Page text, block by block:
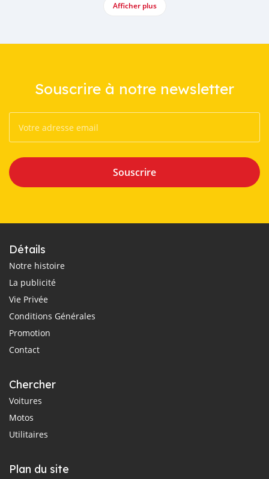
Afficher plus
Souscrire à notre newsletter
Souscrire
Détails
Notre histoire
La publicité
Vie Privée
Conditions Générales
Promotion
Contact
Chercher
Voitures
Motos
Utilitaires
Plan du site